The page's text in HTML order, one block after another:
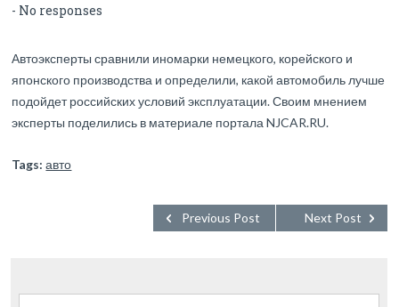
- No responses
Автоэксперты сравнили иномарки немецкого, корейского и
японского производства и определили, какой автомобиль лучше
подойдет российских условий эксплуатации. Своим мнением
эксперты поделились в материале портала NJCAR.RU.
Tags: авто
Next Post
Previous Post
Найти: